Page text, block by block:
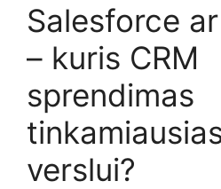
Salesforce
– kuris CRM
sprendimas
verslui?